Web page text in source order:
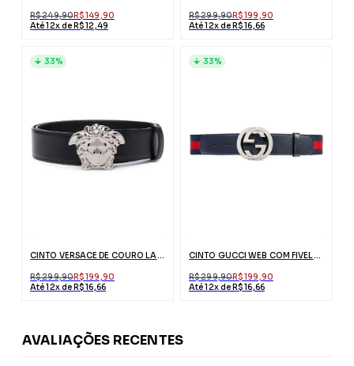
R$ 249,90R$ 149,90
Até 12x de R$ 12,49
R$ 299,90R$ 199,90
Até 12x de R$ 16,66
CINTO VERSACE DE COURO LA MEDUSA PRETO
R$ 299,90R$ 199,90
Até 12x de R$ 16,66
33%
CINTO GUCCI WEB COM FIVELA G
R$ 299,90R$ 199,90
Até 12x de R$ 16,66
33%
AVALIAÇÕES RECENTES